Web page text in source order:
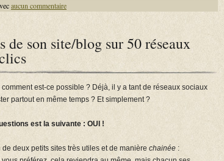
aucun commentaire
de son site/blog sur 50 réseaux
est-ce possible ? Déjà, il y a tant de réseaux sociaux
partout en même temps ? Et simplement ?
est la suivante : OUI !
deux petits sites très utiles et de manière chainée :